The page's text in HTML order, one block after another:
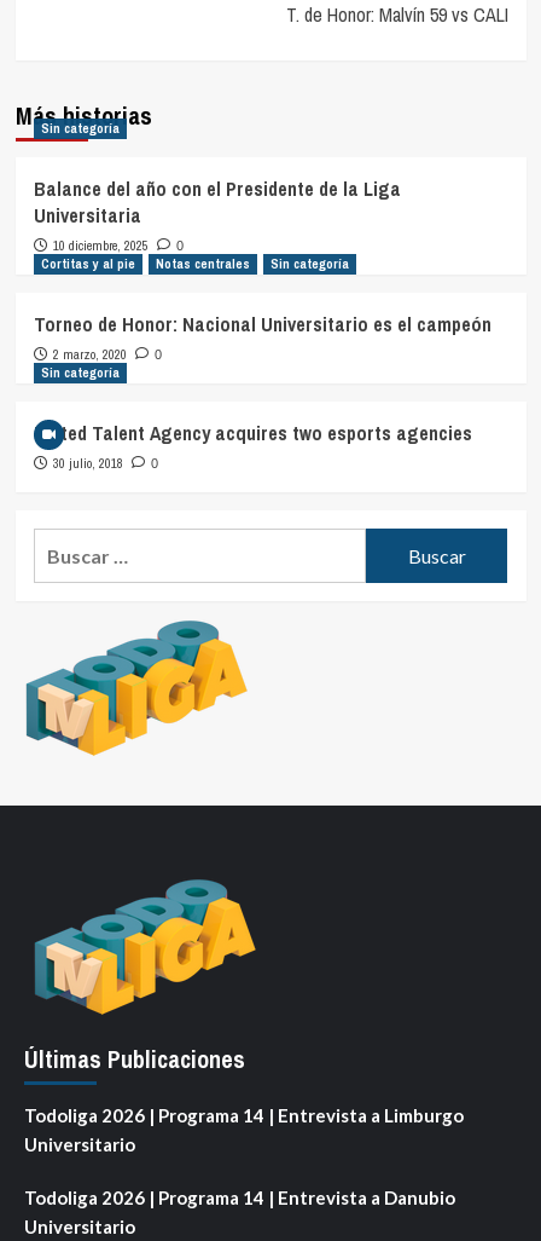
T. de Honor: Malvín 59 vs CALI
Más historias
Sin categoría
Balance del año con el Presidente de la Liga
Universitaria
10 diciembre, 2025 0
Cortitas y al pie Notas centrales Sin categoría
Torneo de Honor: Nacional Universitario es el campeón
2 marzo, 2020 0
Sin categoría
United Talent Agency acquires two esports agencies
30 julio, 2018 0
Últimas Publicaciones
Todoliga 2026 | Programa 14 | Entrevista a Limburgo
Universitario
Todoliga 2026 | Programa 14 | Entrevista a Danubio
Universitario